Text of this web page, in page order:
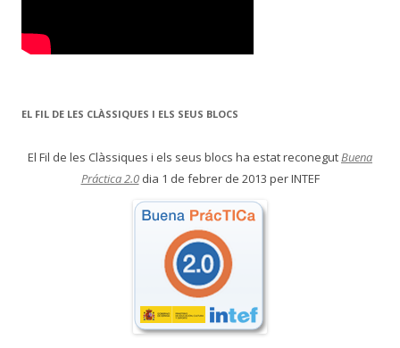
EL FIL DE LES CLÀSSIQUES I ELS SEUS BLOCS
El Fil de les Clàssiques i els seus blocs ha estat reconegutBuena
Práctica 2.0 dia 1 de febrer de 2013 per INTEF